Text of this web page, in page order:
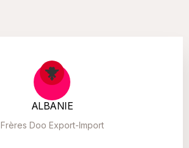
ALBANIE
Frères Doo Export-Import